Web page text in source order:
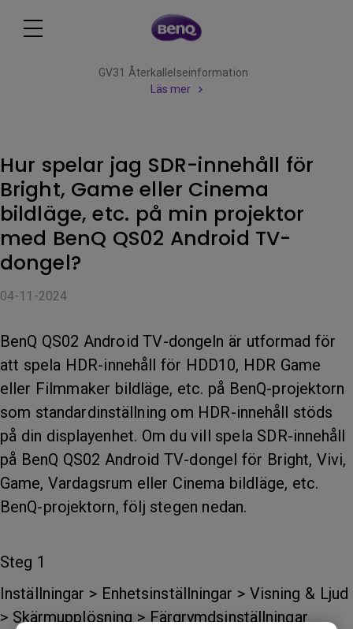
GV31 Återkallelseinformation
Läs mer
Hur spelar jag SDR-innehåll för
Bright, Game eller Cinema
bildläge, etc. på min projektor
med BenQ QS02 Android TV-
dongel?
04-11-2024
BenQ QS02 Android TV-dongeln är utformad för
att spela HDR-innehåll för HDD10, HDR Game
eller Filmmaker bildläge, etc. på BenQ-projektorn
som standardinställning om HDR-innehåll stöds
på din displayenhet. Om du vill spela SDR-innehåll
på BenQ QS02 Android TV-dongel för Bright, Vivi,
Game, Vardagsrum eller Cinema bildläge, etc.
BenQ-projektorn, följ stegen nedan.
Steg 1
Inställningar > Enhetsinställningar > Visning & Ljud
> Skärmupplösning > Färgrymdsinställningar